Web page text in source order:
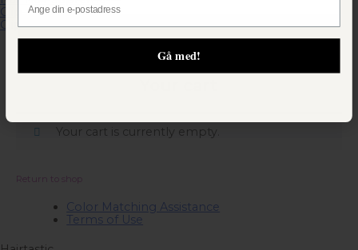
Clip-on Set Ombre
Clip-on Set Classic
Your cart is currently empty.
Return to shop
Color Matching Assistance
Terms of Use
Gå med!
Gå med!